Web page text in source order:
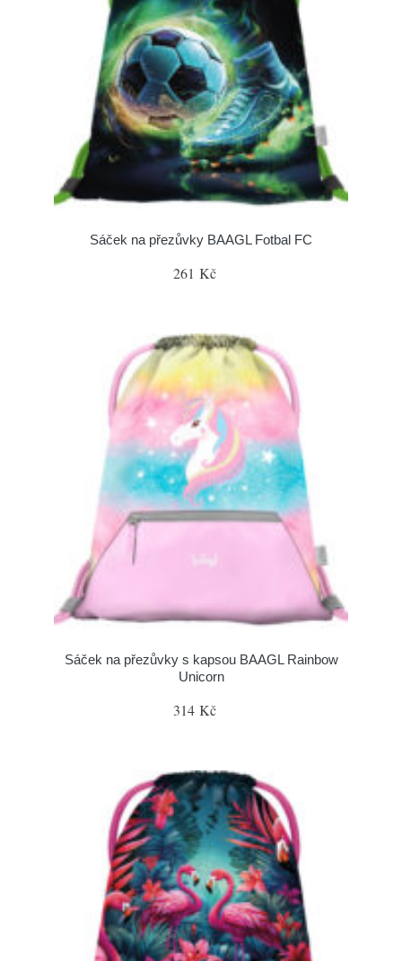
Sáček na přezůvky BAAGL Fotbal FC
261 Kč
Sáček na přezůvky s kapsou BAAGL Rainbow
Unicorn
314 Kč